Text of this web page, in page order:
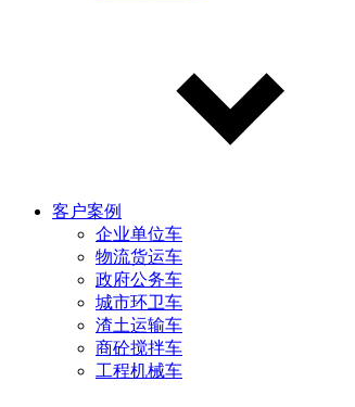
客户案例
企业单位车
物流货运车
政府公务车
城市环卫车
渣土运输车
商砼搅拌车
工程机械车